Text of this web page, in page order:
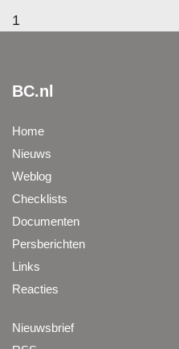
1
BC.nl
Home
Nieuws
Weblog
Checklists
Documenten
Persberichten
Links
Reacties
Nieuwsbrief